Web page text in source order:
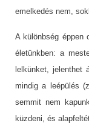
emelkedés nem,
A különbség éppen
életünkben: a
lelkünket, jelenthet
mindig a leépülés
semmit nem
küzdeni, és